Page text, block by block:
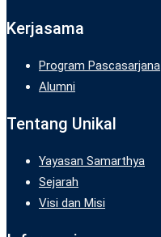
Kerjasama
Program Pascasarjana
Alumni
Tentang Unikal
Yayasan Samarthya
Sejarah
Visi dan Misi